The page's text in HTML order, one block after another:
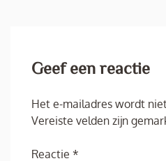
Geef een reactie
Het e-mailadres wordt
Vereiste velden zijn
Reactie *